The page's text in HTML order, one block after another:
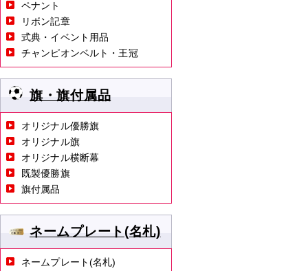
ペナント
リボン記章
式典・イベント用品
チャンピオンベルト・王冠
旗・旗付属品
オリジナル優勝旗
オリジナル旗
オリジナル横断幕
既製優勝旗
旗付属品
ネームプレート(名札)
ネームプレート(名札)